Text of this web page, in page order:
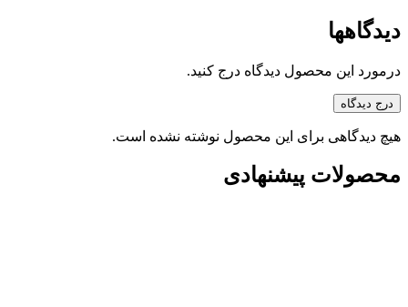
دیدگاهها
درمورد این محصول دیدگاه درج کنید.
درج دیدگاه
هیچ دیدگاهی برای این محصول نوشته نشده است.
محصولات پیشنهادی